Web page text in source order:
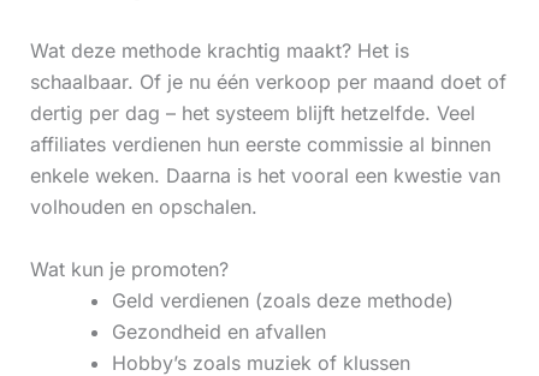
Wat deze methode krachtig maakt? Het is
schaalbaar. Of je nu één verkoop per maand doet of
dertig per dag – het systeem blijft hetzelfde. Veel
affiliates verdienen hun eerste commissie al binnen
enkele weken. Daarna is het vooral een kwestie van
volhouden en opschalen.
Wat kun je promoten?
Geld verdienen (zoals deze methode)
Gezondheid en afvallen
Hobby’s zoals muziek of klussen